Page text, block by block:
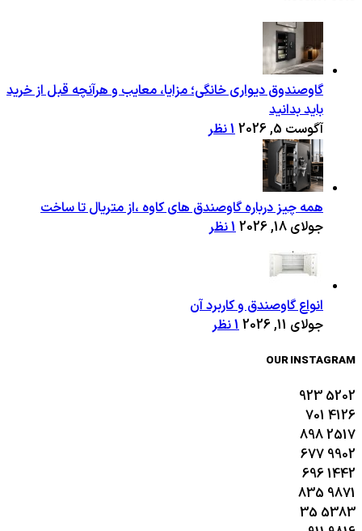
گاوصندوق دیواری خانگی؛ مزایا، معایب و هرآنچه قبل از خرید
باید بدانید
آگوست 5, 2026
1 نظر
همه چیز درباره گاوصندق های کاوه ،از متریال تا ساخت
جولای 18, 2026
1 نظر
انواع گاوصندق و کاربرد آن
جولای 11, 2026
1 نظر
OUR INSTAGRAM
5202
923
4126
701
2517
898
9902
677
1442
696
9871
835
5383
35